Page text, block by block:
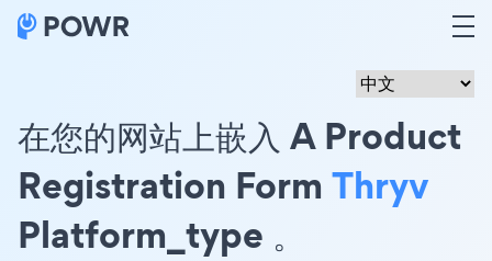
在您的网站上嵌入 A Product
Registration Form Thryv
Platform_type 。